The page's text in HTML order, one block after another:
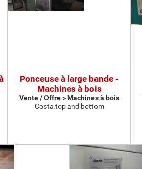
Ponceuse à large bande -
Machines à bois
Vente / Offre > Machines à bois
Costa top and bottom